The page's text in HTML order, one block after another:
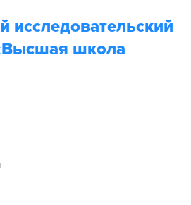
исследовательский
школа